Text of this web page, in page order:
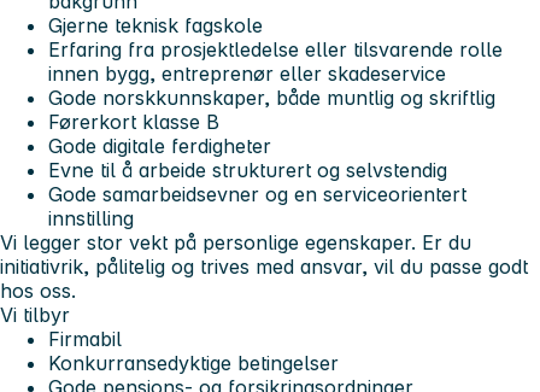
Gjerne teknisk fagskole
Erfaring fra prosjektledelse eller tilsvarende rolle
innen bygg, entreprenør eller skadeservice
Gode norskkunnskaper, både muntlig og skriftlig
Førerkort klasse B
Gode digitale ferdigheter
Evne til å arbeide strukturert og selvstendig
Gode samarbeidsevner og en serviceorientert
innstilling
Vi legger stor vekt på personlige egenskaper. Er du
initiativrik, pålitelig og trives med ansvar, vil du passe godt
hos oss.
Vi tilbyr
Firmabil
Konkurransedyktige betingelser